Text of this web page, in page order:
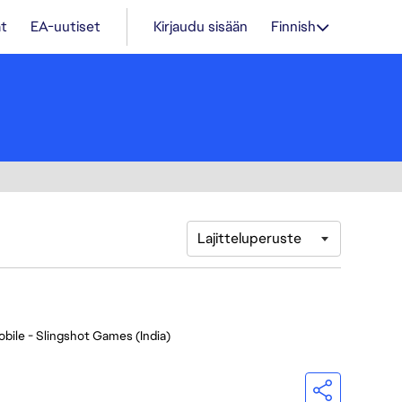
EA-uutiset Kirjaudu sisään Finnish
Lajitteluperuste
- Slingshot Games (India)